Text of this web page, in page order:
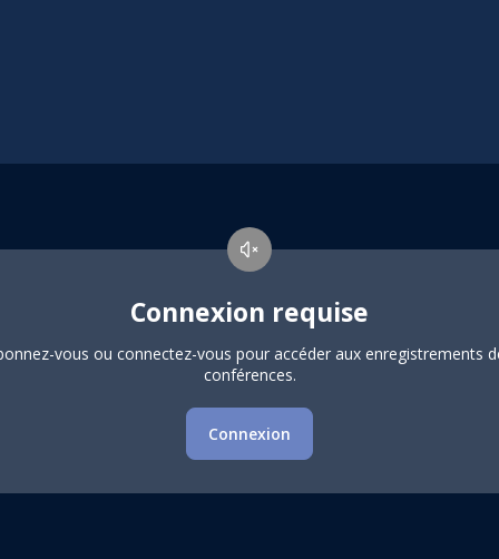
Connexion requise
vous ou connectez-vous pour accéder aux enregistrements
conférences.
Connexion